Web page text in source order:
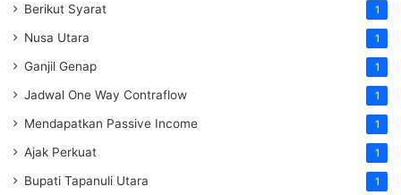
Berikut Syarat 1
Nusa Utara 1
Ganjil Genap 1
Jadwal One Way Contraflow 1
Mendapatkan Passive Income 1
Ajak Perkuat 1
Bupati Tapanuli Utara 1